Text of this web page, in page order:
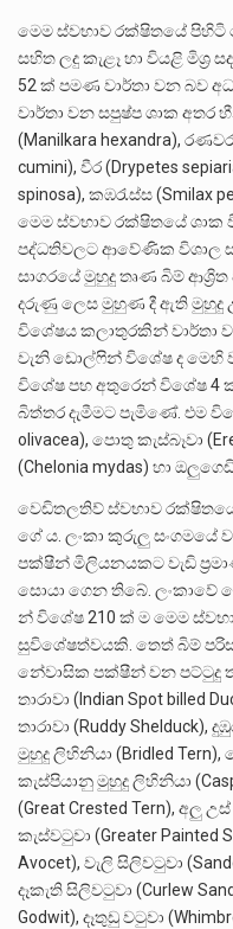
මෙම ස්වභාව රක්ෂිතයේ
සහිත ලදු කැළෑ හා වියළි මිශ්‍ර
52 ක් පමණ වාර්තා වන බව
වාර්තා වන සපුෂ්ප ශාක අතර
(Manilkara hexandra),
cumini), වීර (Drypetes
spinosa), කඹරැස්ස (Smilax
මෙම ස්වභාව රක්ෂිතයේ ශාක
පද්ධතිවලට ආවේණික විශාල
සාගරයේ මුහුදු තෘණ බිම්
දරුණු ලෙස මුහුණ දී ඇති මුහුදු
විශේෂය කලාතුරකින් වාර්තා
වැනි ඩොල්ෆින් විශේෂ ද මෙහි
විශේෂ පහ අතුරෙන් විශේෂ 4
බිත්තර දැමීමට පැමිණේ. එම
olivacea), පොතු කැස්බෑවා
(Chelonia mydas) හා
වෙඩිතලතිව් ස්වභාව
ගේ ය. ලංකා කුරුලු සංගමයේ
පක්ෂීන් මිලියනයකට වැඩි
සොයා ගෙන තිබේ. ලංකාවේ
න් විශේෂ 210 ක් ම මෙම
සුවිශේෂත්වයකි. තෙත් බිම්
නේවාසික පක්ෂීන් වන පට්ටුදු
තාරාවා (Indian Spot billed
තාරාවා (Ruddy Shelduck),
මුහුදු ලිහිනියා (Bridled Tern),
කැස්පියානු මුහුදු ලිහිනියා
(Great Crested Tern), අලු
කැස්වටුවා (Greater Painted
Avocet), වැලි සිලිවටුවා
දෑකැති සිලිවටුවා (Curlew
Godwit), දෑතුඩු වටුවා